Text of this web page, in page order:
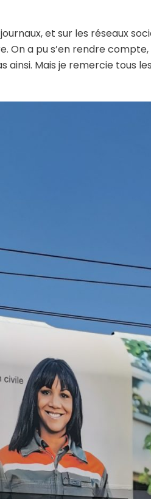
et sur les réseaux
On a pu s’en rendre
Mais je remercie tous